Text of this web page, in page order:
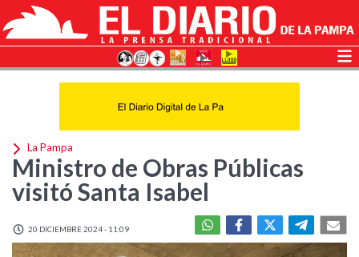
La Pampa
Ministro de Obras Públicas
visitó Santa Isabel
20 DICIEMBRE 2024 - 11:09